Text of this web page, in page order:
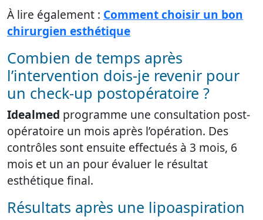
À lire également : Comment choisir un bon
chirurgien esthétique
Combien de temps après
l’intervention dois-je revenir pour
un check-up postopératoire ?
Idealmed programme une consultation post-
opératoire un mois après l’opération. Des
contrôles sont ensuite effectués à 3 mois, 6
mois et un an pour évaluer le résultat
esthétique final.
Résultats après une lipoaspiration